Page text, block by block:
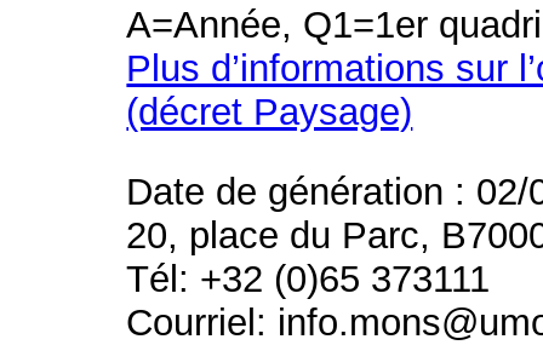
A=Année, Q1=1er
Plus d’informations sur
(décret Paysage)
Date de génération : 02/
20, place du Parc,
Tél: +32 (0)65 373111
Courriel: